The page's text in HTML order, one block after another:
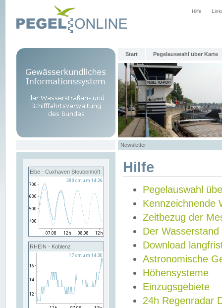
Hilfe
Start Pegelauswahl über Karte
Newsletter
Elbe - Cuxhaven Steubenhöft
RHEIN - Koblenz
Hilfe
Pegelauswahl
Kennzeichnende
Zeitbezug der
Der Wasserstand
Download
Astronomische
Höhensysteme
Einzugsgebiete
24h Regenradar